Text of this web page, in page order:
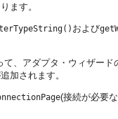
ます。
および
て、アダプタ・ウィザー
加されます。
(接続が必要